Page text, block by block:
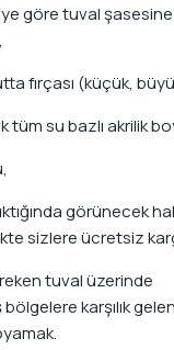
göre tuval
fırçası (küçük,
tüm su bazlı akrilik
görünecek
sizlere ücretsiz
tuval üzerinde
bölgelere karşılık